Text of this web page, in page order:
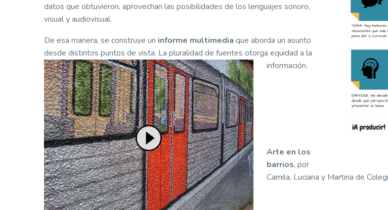
datos que obtuvieron, aprovechan las posibilidades de los lenguajes sonoro,
visual y audiovisual.
De esa manera, se construye un informe multimedia que aborda un asunto
desde distintos puntos de vista. La pluralidad de fuentes otorga equidad a la
información.
Arte en los
barrios, por
Camila, Luciana y Martina de